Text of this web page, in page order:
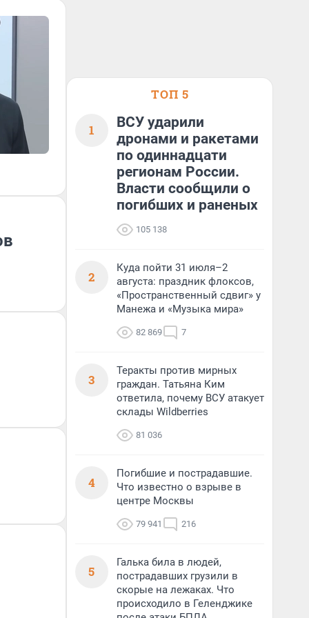
ТОП 5
1
ВСУ ударили
дронами и ракетами
по одиннадцати
регионам России.
Власти сообщили о
погибших и раненых
105 138
2
Куда пойти 31 июля–2
августа: праздник флоксов,
«Пространственный сдвиг» у
Манежа и «Музыка мира»
82 869 7
3
Теракты против мирных
граждан. Татьяна Ким
ответила, почему ВСУ атакует
склады Wildberries
81 036
4
Погибшие и пострадавшие.
Что известно о взрыве в
центре Москвы
79 941 216
5
Галька била в людей,
пострадавших грузили в
скорые на лежаках. Что
происходило в Геленджике